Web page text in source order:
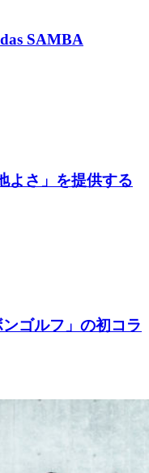
SAMBA
よさ」を提供する
ゴルフ」の初コラ